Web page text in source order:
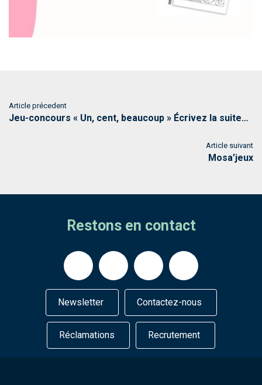
Article précedent
Jeu-concours « Un, cent, beaucoup » Écrivez la suite…
Article suivant
Mosa’jeux
Restons en contact
Newsletter Contactez-nous
Réclamations Recrutement